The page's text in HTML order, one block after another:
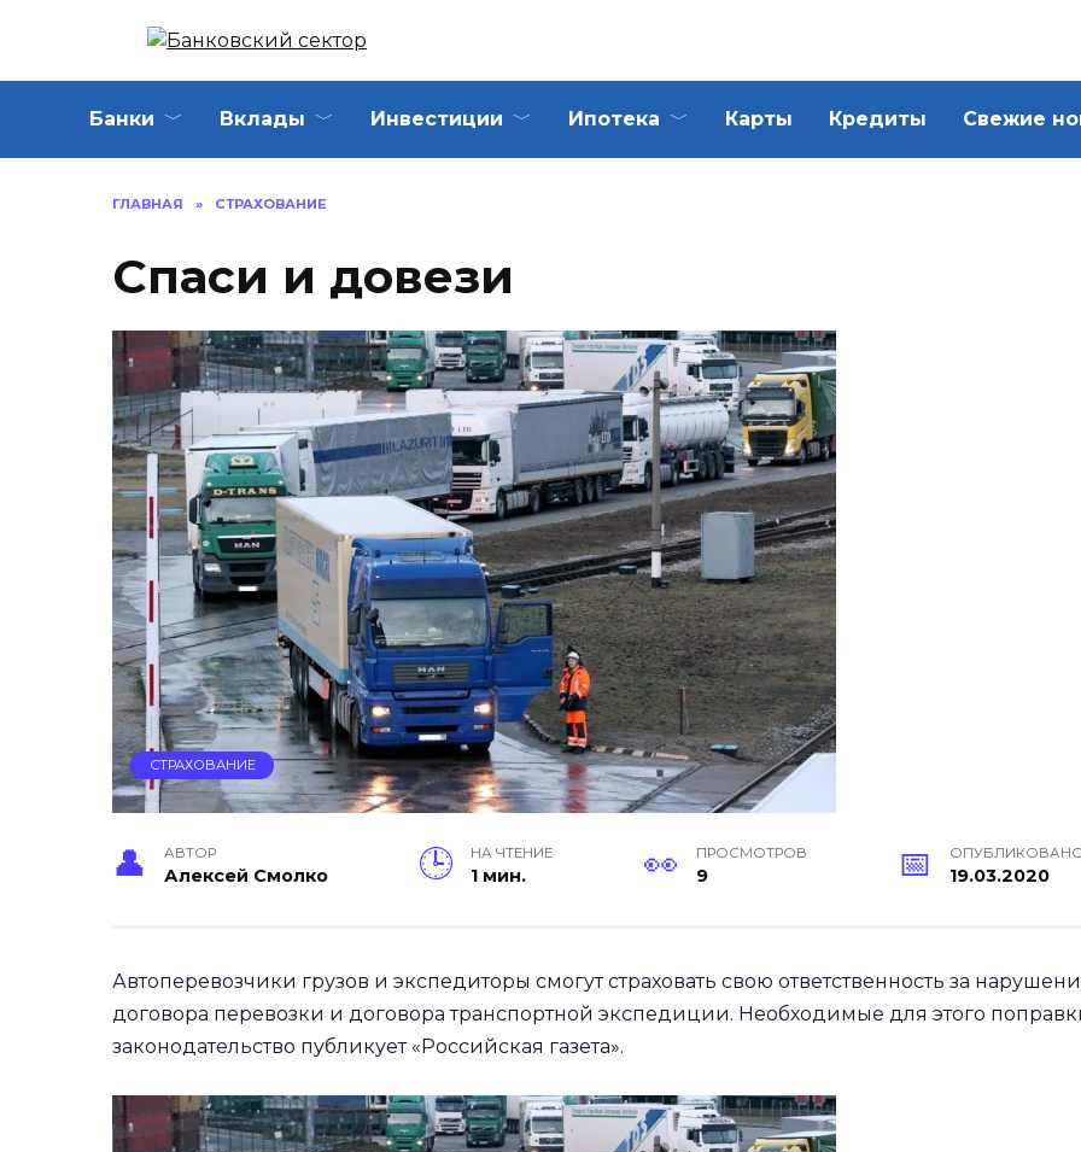
Банки Вклады Инвестиции Ипотека Карты Кредиты Свежие
ГЛАВНАЯ » СТРАХОВАНИЕ
Спаси и довези
СТРАХОВАНИЕ
АВТОР
Алексей Смолко
НА ЧТЕНИЕ
1 мин.
ПРОСМОТРОВ
9 19.03.2020
Автоперевозчики грузов и экспедиторы смогут страховать свою ответственность за
договора перевозки и договора транспортной экспедиции. Необходимые для этого
законодательство публикует «Российская газета».